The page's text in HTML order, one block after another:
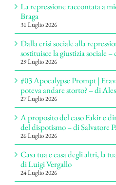
La repressione raccontata a
Braga
31 Luglio 2026
Dalla crisi sociale alla
sostituisce la giustizia sociale
29 Luglio 2026
#03 Apocalypse Prompt |
poteva andare storto? – di
27 Luglio 2026
A proposito del caso Fakir e
del dispotismo – di Salvatore
26 Luglio 2026
Casa tua e casa degli altri, la
di Luigi Vergallo
24 Luglio 2026